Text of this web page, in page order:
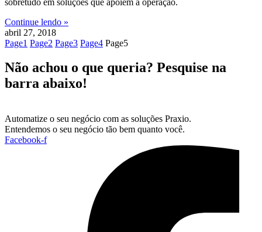
Continue lendo »
abril 27, 2018
Page1 Page2 Page3 Page4 Page5
Não achou o que queria? Pesquise na
barra abaixo!
Automatize o seu negócio com as soluções Praxio.
Entendemos o seu negócio tão bem quanto você.
Facebook-f